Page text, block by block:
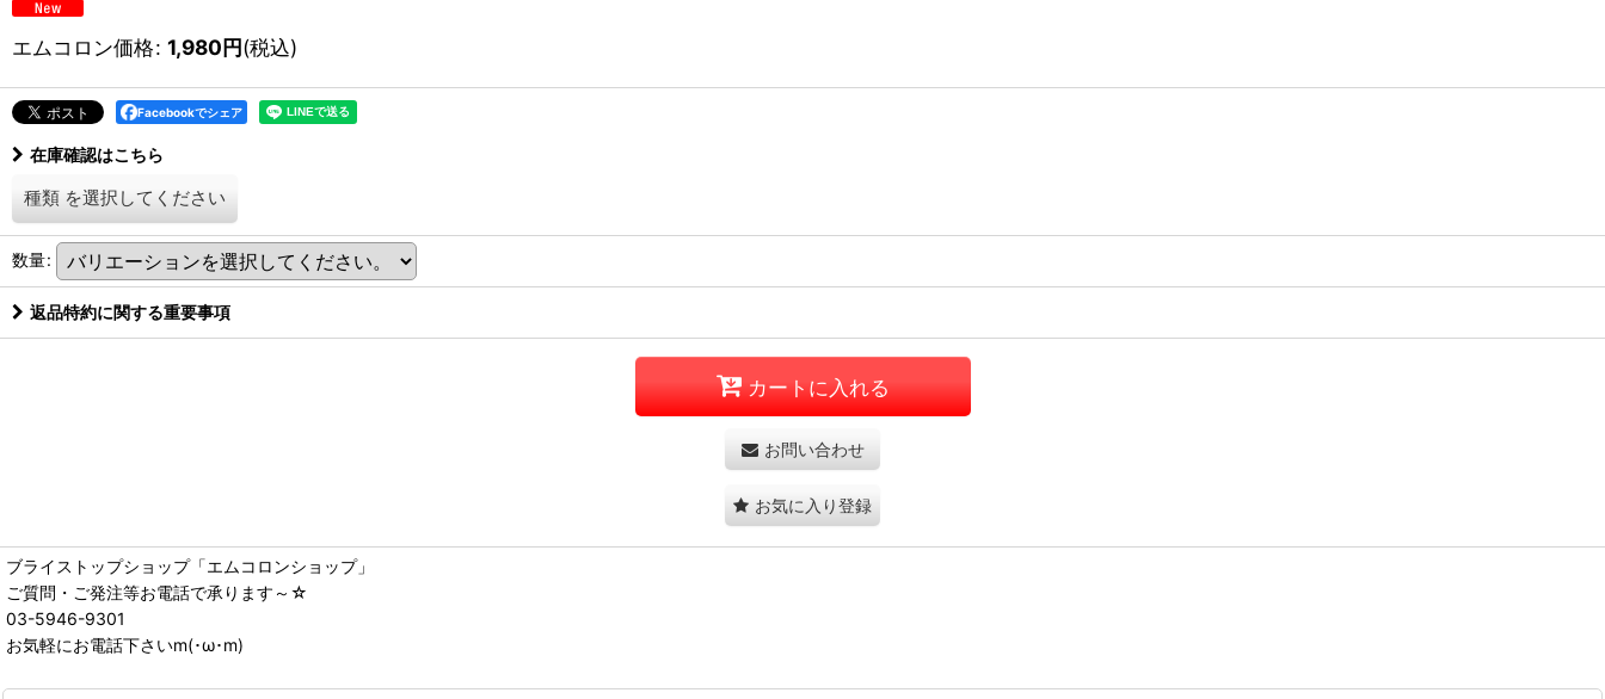
エムコロン価格: 1,980円(税込)
Facebookでシェア
在庫確認はこちら
種類 を選択してください
数量:
返品特約に関する重要事項
カートに入れる
お問い合わせ
お気に入り登録
ブライストップショップ「エムコロンショップ」
ご質問・ご発注等お電話で承ります～☆
03-5946-9301
お気軽にお電話下さいm(･ω･m)